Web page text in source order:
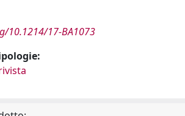
10.1214/17-BA1073